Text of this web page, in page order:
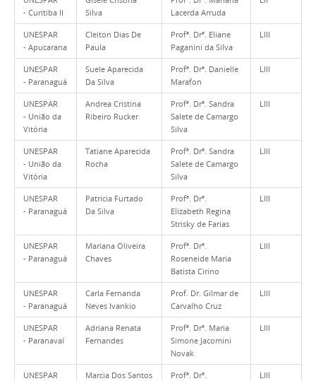
- Curitiba II
Silva
Lacerda Arruda
UNESPAR
- Apucarana
Cleiton Dias De
Paula
Profª. Drª. Eliane
Paganini da Silva
LIII
UNESPAR
- Paranaguá
Suele Aparecida
Da Silva
Profª. Drª. Danielle
Marafon
LIII
UNESPAR
- União da
Vitória
Andrea Cristina
Ribeiro Rucker
Profª. Drª. Sandra
Salete de Camargo
Silva
LIII
UNESPAR
- União da
Vitória
Tatiane Aparecida
Rocha
Profª. Drª. Sandra
Salete de Camargo
Silva
LIII
UNESPAR
- Paranaguá
Patricia Furtado
Da Silva
Profª. Drª.
Elizabeth Regina
Strisky de Farias
LIII
UNESPAR
- Paranaguá
Mariana Oliveira
Chaves
Profª. Drª.
Roseneide Maria
Batista Cirino
LIII
UNESPAR
- Paranaguá
Carla Fernanda
Neves Ivankio
Prof. Dr. Gilmar de
Carvalho Cruz
LIII
UNESPAR
- Paranavaí
Adriana Renata
Fernandes
Profª. Drª. Maria
Simone Jacomini
Novak
LIII
UNESPAR
Marcia Dos Santos
Profª. Drª.
LIII